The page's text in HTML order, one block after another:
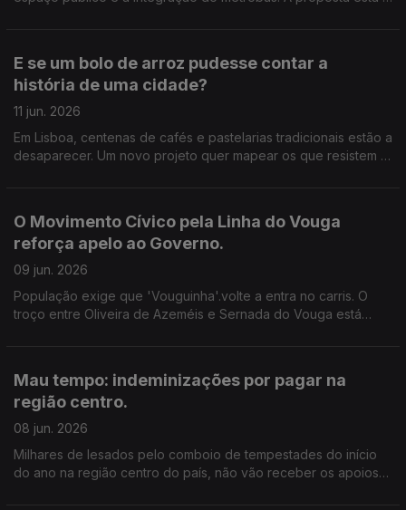
E se um bolo de arroz pudesse contar a
história de uma cidade?
11 jun. 2026
Em Lisboa, centenas de cafés e pastelarias tradicionais estão a
desaparecer. Um novo projeto quer mapear os que resistem e
O Movimento Cívico pela Linha do Vouga
reforça apelo ao Governo.
09 jun. 2026
População exige que 'Vouguinha'.volte a entra no carris. O
troço entre Oliveira de Azeméis e Sernada do Vouga está
Mau tempo: indeminizações por pagar na
região centro.
08 jun. 2026
Milhares de lesados pelo comboio de tempestades do início
do ano na região centro do país, não vão receber os apoios